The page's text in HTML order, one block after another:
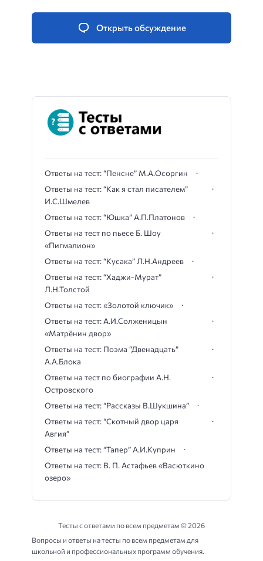
Открыть обсуждение
Ответы на тест: “Пенсне” М.А.Осоргин
Ответы на тест: “Как я стал писателем”
И.С.Шмелев
Ответы на тест: “Юшка” А.П.Платонов
Ответы на тест по пьесе Б. Шоу
«Пигмалион»
Ответы на тест: “Кусака” Л.Н.Андреев
Ответы на тест: “Хаджи-Мурат”
Л.Н.Толстой
Ответы на тест: «Золотой ключик»
Ответы на тест: А.И.Солженицын
«Матрёнин двор»
Ответы на тест: Поэма “Двенадцать”
А.А.Блока
Ответы на тест по биографии А.Н.
Островского
Ответы на тест: “Рассказы В.Шукшина”
Ответы на тест: “Скотный двор царя
Авгия”
Ответы на тест: “Тапер” А.И.Куприн
Ответы на тест: В. П. Астафьев «Васюткино
озеро»
Тесты с ответами по всем предметам ©2026
Вопросы и ответы на тесты по всем предметам для
школьной и профессиональных программ обучения.